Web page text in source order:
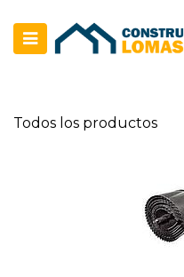
Todos los productos